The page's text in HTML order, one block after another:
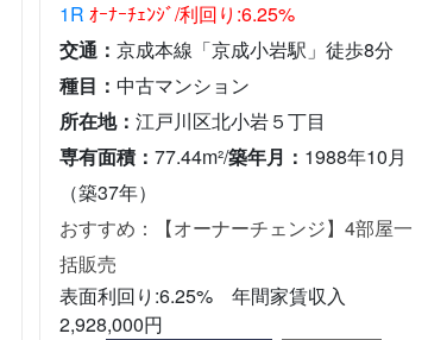
1Rｵｰﾅｰﾁｪﾝｼﾞ/利回り:6.25%
交通：京成本線「京成小岩駅」徒歩8分
種目：中古マンション
所在地：江戸川区北小岩５丁目
専有面積：77.44m²/築年月： 1988年10月
（築37年）
おすすめ：【オーナーチェンジ】4部屋一
括販売
表面利回り:6.25% 年間家賃収入
2,928,000円